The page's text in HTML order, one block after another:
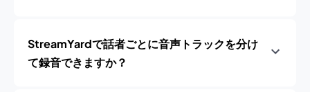
StreamYardで話者ごとに音声トラックを分け
て録音できますか？